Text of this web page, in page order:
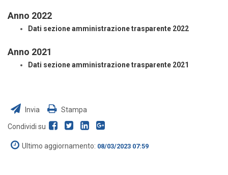
Anno 2022
Dati sezione amministrazione trasparente 2022
Anno 2021
Dati sezione amministrazione trasparente 2021
Invia Stampa
Condividi su
Ultimo aggiornamento: 08/03/2023 07:59